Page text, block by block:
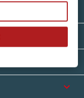
keyboard_arrow_down